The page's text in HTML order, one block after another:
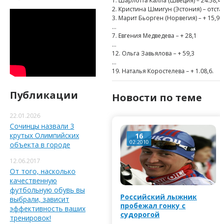
Публикации
22.01.2026
Сочинцы назвали 3
крутых Олимпийских
объекта в городе
12.06.2017
От того, насколько
качественную
футбольную обувь вы
выбрали, зависит
эффективность ваших
тренировок!
2. Кристина Шмигун (Эстония) –
3. Марит Бьорген (Норвегия) – + 15,9
…
7. Евгения Медведева – + 28,1
…
12. Ольга Завьялова – + 59,3
…
19. Наталья Коростелева – + 1.08,6.
Новости по теме
16
02.2010
Российский лыжник
пробежал гонку с
судорогой